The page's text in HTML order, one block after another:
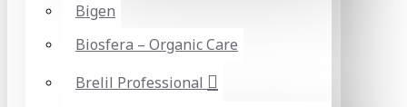
Bigen
Biosfera – Organic Care
Brelil Professional